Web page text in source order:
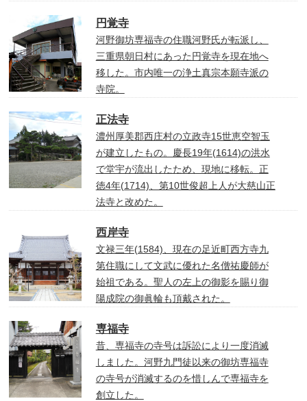
円覚寺
河野御坊専福寺の住職河野氏が転派し、
三重県朝日村にあった円覚寺を現在地へ
移した。市内唯一の浄土真宗本願寺派の
寺院。
正法寺
濃州厚美郡西庄村の立政寺15世恵空智玉
が建立したもの。慶長19年(1614)の洪水
で堂宇が流出したため、現地に移転。正
徳4年(1714)、第10世俊超上人が大慈山正
法寺と改めた。
西岸寺
文禄三年(1584)、現在の足近町西方寺九
第住職にして文武に優れた名僧祐慶師が
始祖である。聖人の左上の御影を賜り御
陽成院の御眞輪も頂戴された。
専福寺
昔、専福寺の寺号は訴訟により一度消滅
しました。河野九門徒以来の御坊専福寺
の寺号が消滅するのを惜しんで専福寺を
創立した。